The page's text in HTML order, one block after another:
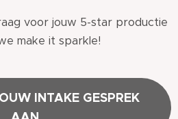
voor jouw 5-star productie
make it sparkle! ✨
INTAKE GESPREK